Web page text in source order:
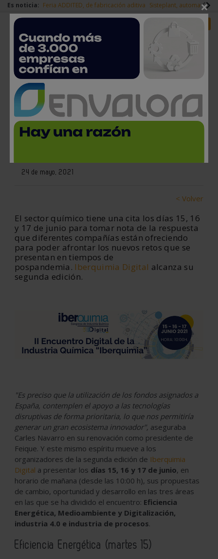
Es noticia: Feria ADDITED, de fabricación aditiva Sisteplant,
Redes Sociales Login empresas
Iberquimia Digital: tres días de
junio para preparar al sector
24 de mayo, 2021
< Volver
El sector químico tiene una cita los días 15, 16
y 17 de junio para tomar nota de la respuesta
que diferentes compañías están ofreciendo
para poder afrontar los nuevos retos que se
presentan en tiempos de
pospandemia. Iberquimia Digital alcanza su
segunda edición.
"Es preciso que la utilización de los fondos asignados a
España, contemplen el apoyo a las tecnologías
disruptivas de forma prioritaria, lo que nos permitiría
generar un gran ecosistema innovador", aseguraba
Carles Navarro en su renovación como presidente de
Feique. Y este mismo espíritu mueve a los
organizadores de la segunda edición de Iberquimia
Digital a presentar los días 15, 16 y 17 de junio, en
horario de mañana (desde las 10:00 h), sus propuestas
de cambio, oportunidad y desarrollo en las tres áreas
en las que se ha dividido el encuentro: Eficiencia
Energética, Medioambiente y Digitalización,
industria 4.0 e industria de procesos.
Eficiencia Energética (martes 15)
×